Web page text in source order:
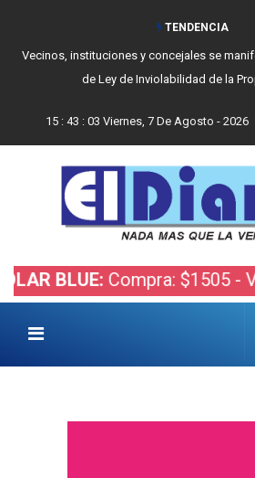
TENDENCIA
Vecinos, instituciones y concejales se
de Ley de Inviolabilidad de la
15: 43 : 04 Viernes, 7 De Agosto - 2026
Compra: $1505 - Venta: